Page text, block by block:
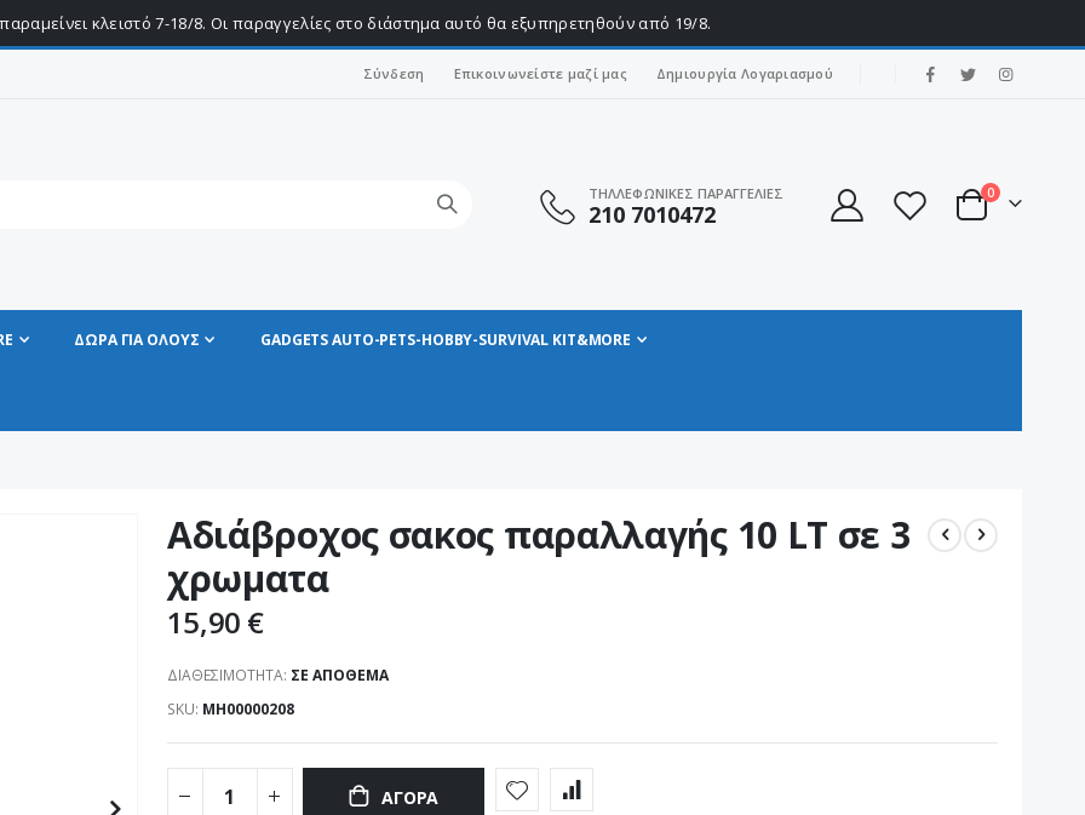
κλειστό 7-18/8. Οι παραγγελίες στο διάστημα αυτό θα εξυπηρετηθούν από 19/8.
Σύνδεση Επικοινωνείστε μαζί μας Δημιουργία Λογαριασμού
ΤΗΛΛΕΦΩΝΙΚΕΣ ΠΑΡΑΓΓΕΛΙΕΣ
210 7010472 Cart
0στοιχεία
ΔΩΡΑ ΓΙΑ ΟΛΟΥΣ GADGETS AUTO-PETS-HOBBY-SURVIVAL KIT&MORE
Aδιάβροχος σακος παραλλαγής 10 LT σε 3
χρωματα
15,90 €
ΔΙΑΘΕΣΙΜΌΤΗΤΑ: ΣΕ ΑΠΌΘΕΜΑ
SKU ΜΗ00000208
ΑΓΟΡΆ